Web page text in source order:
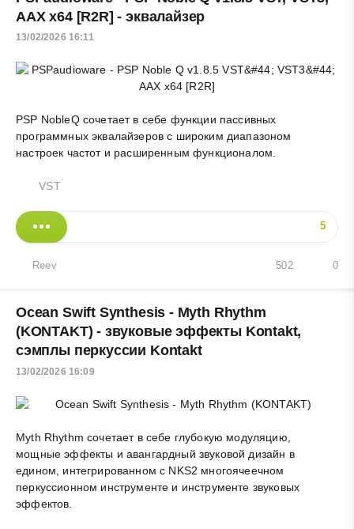
AAX х64 [R2R] - эквалайзер
13/02/2026 16:11
PSP NobleQ сочетает в себе функции пассивных
программных эквалайзеров с широким диапазоном
настроек частот и расширенным функционалом.
VST
5
Reev 0
502
Ocean Swift Synthesis - Myth Rhythm
(KONTAKT) - звуковые эффекты Kontakt,
сэмплы перкуссии Kontakt
13/02/2026 16:09
Myth Rhythm сочетает в себе глубокую модуляцию,
мощные эффекты и авангардный звуковой дизайн в
едином, интегрированном с NKS2 многоячеечном
перкуссионном инструменте и инструменте звуковых
эффектов.